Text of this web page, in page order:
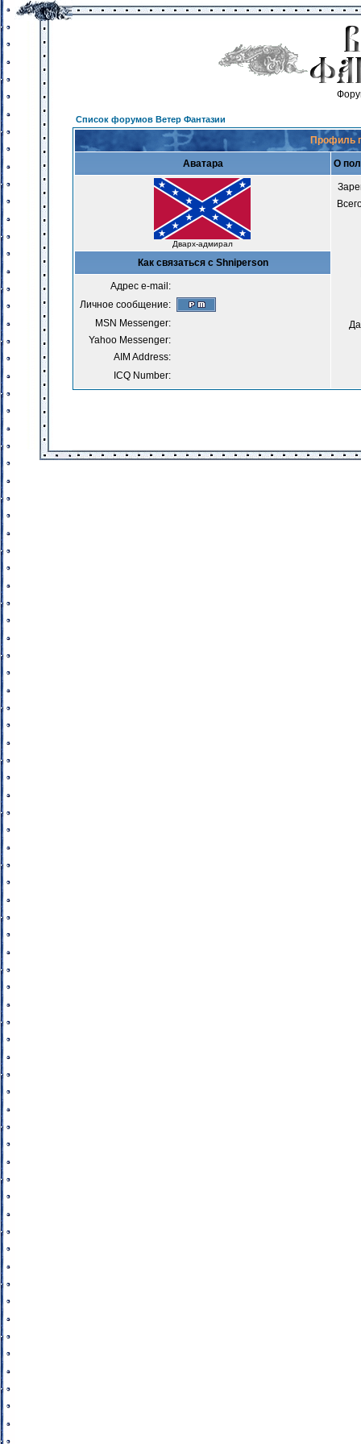
Список форумов Ветер Фантазии
Профиль
Аватара О
Дварх-адмирал
Как связаться с Shniperson
Адрес e-mail:
Личное сообщение:
MSN Messenger:
Yahoo Messenger:
AIM Address:
ICQ Number: